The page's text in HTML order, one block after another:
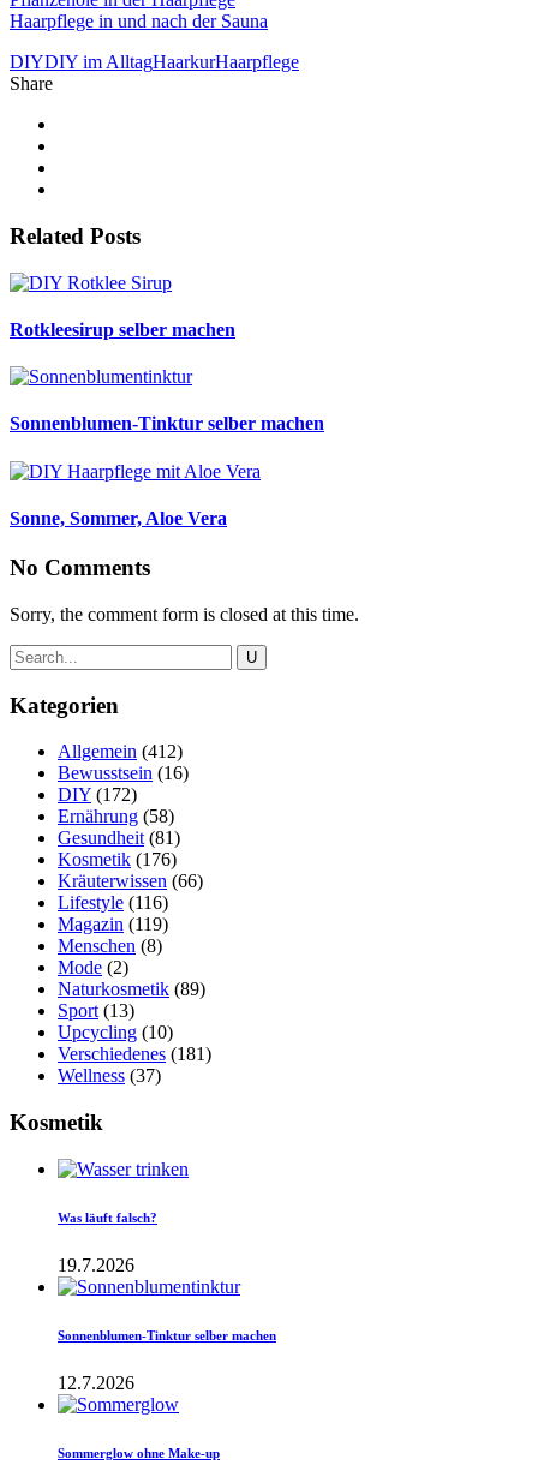
Haarpflege in und nach der Sauna
DIYDIY im AlltagHaarkurHaarpflege
Share
Related Posts
Rotkleesirup selber machen
Sonnenblumen-Tinktur selber machen
Sonne, Sommer, Aloe Vera
No Comments
Sorry, the comment form is closed at this time.
Kategorien
Allgemein (412)
Bewusstsein (16)
DIY (172)
Ernährung (58)
Gesundheit (81)
Kosmetik (176)
Kräuterwissen (66)
Lifestyle (116)
Magazin (119)
Menschen (8)
Mode (2)
Naturkosmetik (89)
Sport (13)
Upcycling (10)
Verschiedenes (181)
Wellness (37)
Kosmetik
Was läuft falsch?
19.7.2026
Sonnenblumen-Tinktur selber machen
12.7.2026
Sommerglow ohne Make-up